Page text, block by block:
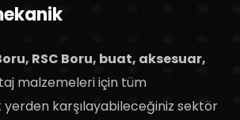
RSC Boru, buat, aksesuar,
malzemeleri için tüm
yerden karşılayabileceğiniz sektör